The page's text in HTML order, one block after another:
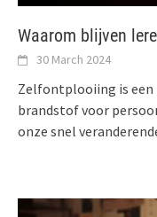
Waarom blijven
30 March 2024
Zelfontplooiing is een
brandstof voor
onze snel